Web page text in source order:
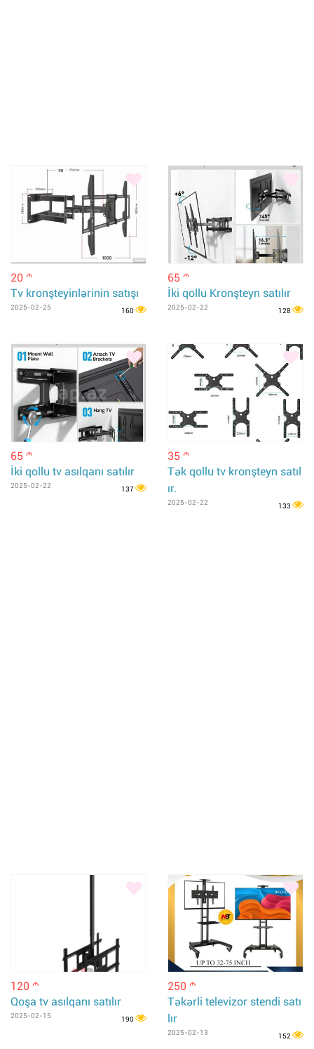
20 m
Tv kronşteyinlərinin satışı
2025-02-25 160
65 m
İki qollu Kronşteyn satılır
2025-02-22 128
65 m
İki qollu tv asılqanı satılır
2025-02-22 137
35 m
Tək qollu tv kronşteyn satıl
ır.
2025-02-22 133
120 m
Qoşa tv asılqanı satılır
2025-02-15 190
250 m
Təkərli televizor stendi satı
lır
2025-02-13 152